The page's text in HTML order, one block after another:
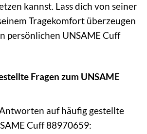
kannst. Lass dich von seiner
Tragekomfort überzeugen
persönlichen UNSAME Cuff
Fragen zum UNSAME
auf häufig gestellte
Cuff 88970659: